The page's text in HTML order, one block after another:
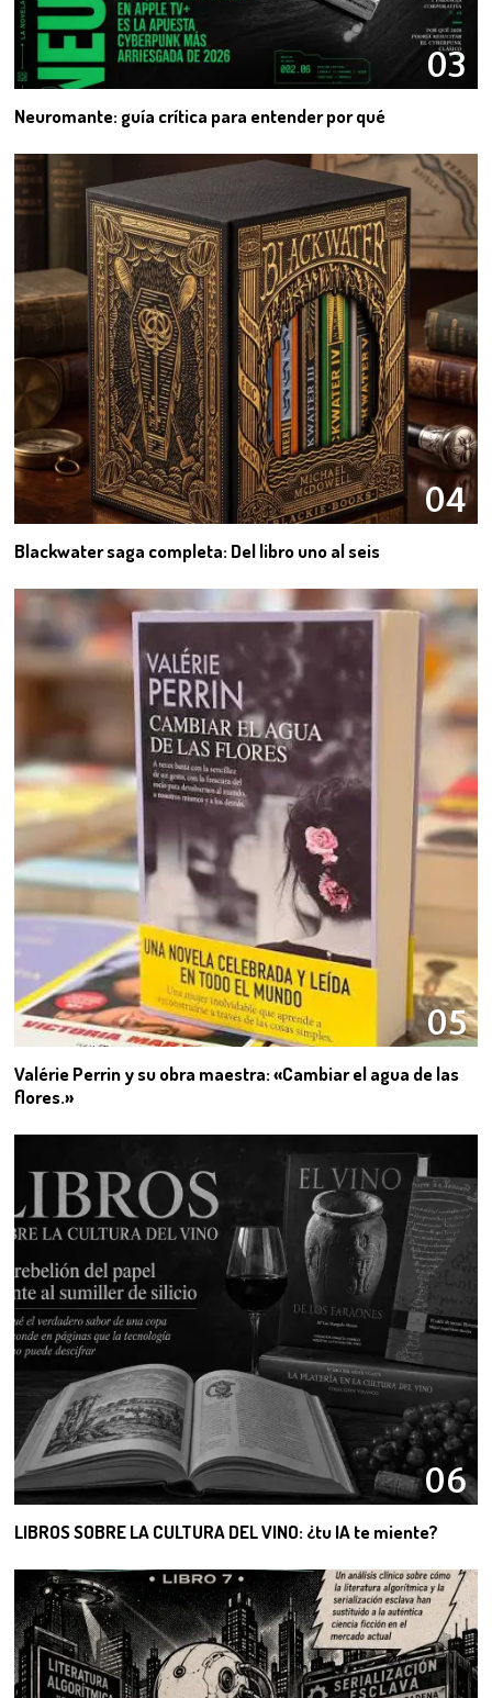
03
Neuromante: guía crítica para entender por qué
04
Blackwater saga completa: Del libro uno al seis
05
Valérie Perrin y su obra maestra: «Cambiar el agua de las
flores.»
06
LIBROS SOBRE LA CULTURA DEL VINO: ¿tu IA te miente?